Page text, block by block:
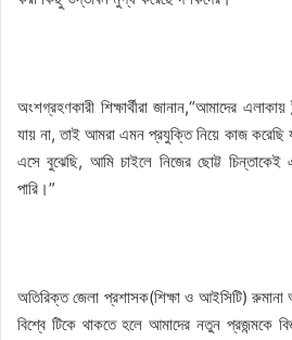
অংশগ্রহণকারী শিক্ষার্থীরা জানান,“আমাদের
যায় না, তাই আমরা এমন প্রযুক্তি নিয়ে কাজ
এসে বুঝেছি, আমি চাইলে নিজের ছোট্ট
পারি।”
অতিরিক্ত জেলা প্রশাসক(শিক্ষা ও আইসিটি)
বিশ্বে টিকে থাকতে হলে আমাদের নতুন প্রজন্মকে